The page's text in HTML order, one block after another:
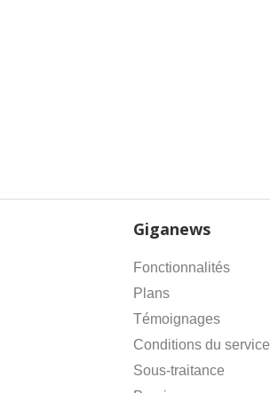
Giganews
Fonctionnalités
Plans
Témoignages
Conditions du service
Sous-traitance